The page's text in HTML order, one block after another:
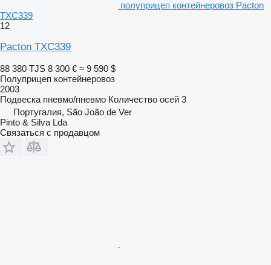
полуприцеп контейнеровоз Pacton
TXC339
12
Pacton TXC339
88 380 TJS 8 300 € ≈ 9 590 $
Полуприцеп контейнеровоз
2003
Подвеска пневмо/пневмо Количество осей 3
Португалия, São João de Ver
Pinto & Silva Lda
Связаться с продавцом